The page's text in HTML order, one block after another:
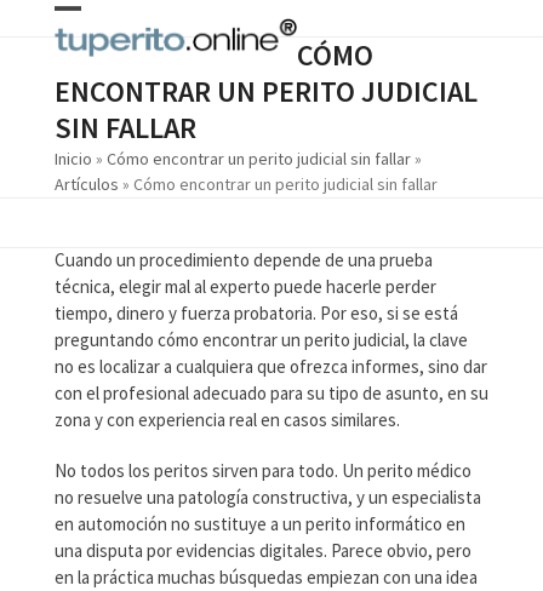
Open
mobile
menu
Close
mobile
menu
CÓMO
ENCONTRAR UN PERITO JUDICIAL
SIN FALLAR
Inicio » Cómo encontrar un perito judicial sin fallar»
Artículos » Cómo encontrar un perito judicial sin fallar
Cuando un procedimiento depende de una prueba
técnica, elegir mal al experto puede hacerle perder
tiempo, dinero y fuerza probatoria. Por eso, si se está
preguntando cómo encontrar un perito judicial, la clave
no es localizar a cualquiera que ofrezca informes, sino dar
con el profesional adecuado para su tipo de asunto, en su
zona y con experiencia real en casos similares.
No todos los peritos sirven para todo. Un perito médico
no resuelve una patología constructiva, y un especialista
en automoción no sustituye a un perito informático en
una disputa por evidencias digitales. Parece obvio, pero
en la práctica muchas búsquedas empiezan con una idea